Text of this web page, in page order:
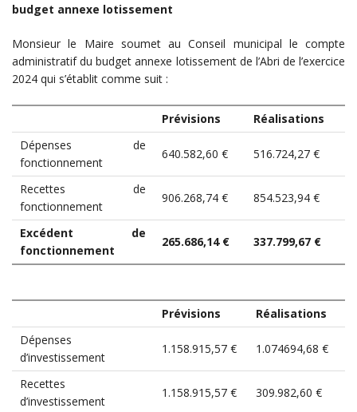
budget annexe lotissement
Monsieur le Maire soumet au Conseil municipal le compte
administratif du budget annexe lotissement de l’Abri de l’exercice
2024 qui s’établit comme suit :
Prévisions
Réalisations
Dépenses de
fonctionnement
640.582,60 € 516.724,27 €
Recettes de
fonctionnement
906.268,74 € 854.523,94 €
Excédent de
fonctionnement
265.686,14 € 337.799,67 €
Prévisions
Réalisations
Dépenses
d’investissement
1.158.915,57 € 1.074694,68 €
Recettes
d’investissement
1.158.915,57 € 309.982,60 €